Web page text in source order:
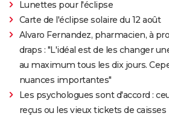
Lunettes pour l'éclipse
Carte de l'éclipse solaire du 12 août
Alvaro Fernandez, pharmacien, à
draps : "L'idéal est de les changer
au maximum tous les dix jours.
nuances importantes"
Les psychologues sont d'accord :
reçus ou les vieux tickets de